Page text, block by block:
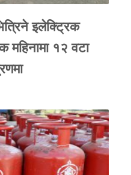
इलेक्ट्रिक
महिनामा १२ वटा